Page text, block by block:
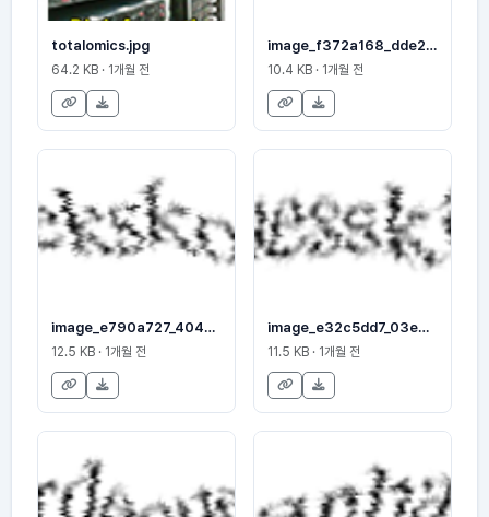
totalomics.jpg
64.2 KB · 1개월 전
image_f372a168_dde2f06ca9
10.4 KB · 1개월 전
image_e790a727_404c7cf8cc
12.5 KB · 1개월 전
image_e32c5dd7_03e0500acf
11.5 KB · 1개월 전